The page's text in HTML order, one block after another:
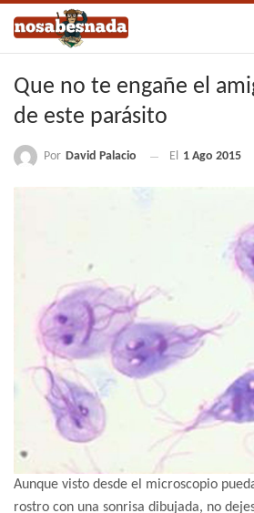
Que no te engañe el
de este parásito
Por David Palacio El 1 Ago 2015
Aunque visto desde el microscopio
rostro con una sonrisa dibujada, no